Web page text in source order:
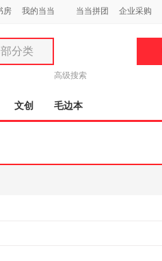
房 我的当当 当当拼团 企业采购
分类
分类
书
高级搜索
文创 毛边本